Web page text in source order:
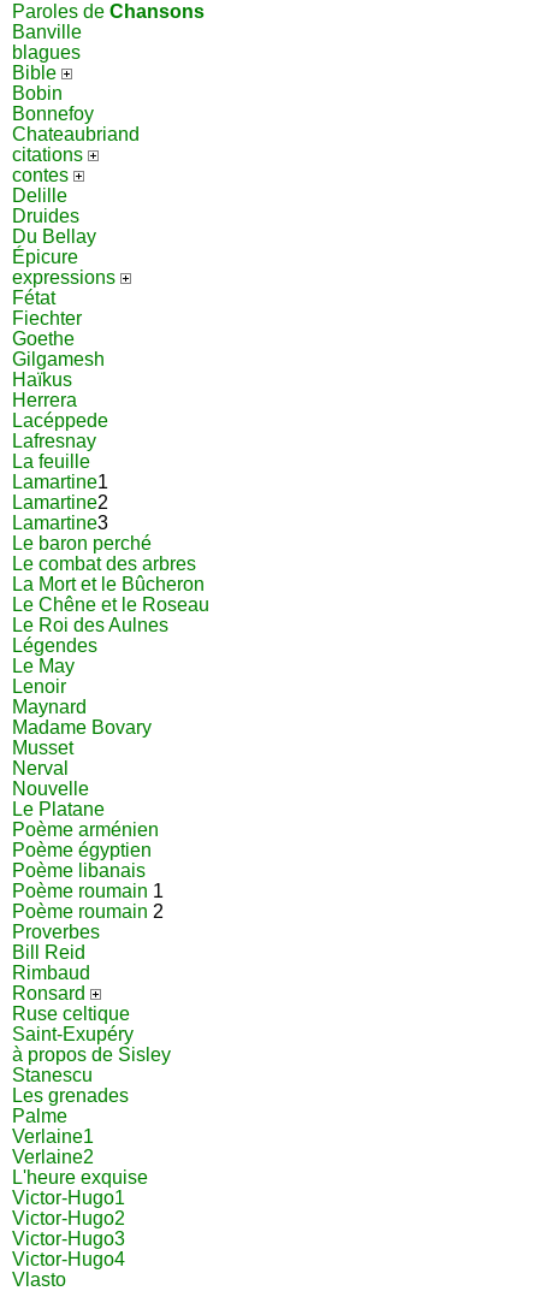
Paroles de Chansons
Banville
blagues
Bible
Bobin
Bonnefoy
Chateaubriand
citations
contes
Delille
Druides
Du Bellay
Épicure
expressions
Fétat
Fiechter
Goethe
Gilgamesh
Haïkus
Herrera
Lacéppede
Lafresnay
La feuille
Lamartine1
Lamartine2
Lamartine3
Le baron perché
Le combat des arbres
La Mort et le Bûcheron
Le Chêne et le Roseau
Le Roi des Aulnes
Légendes
Le May
Lenoir
Maynard
Madame Bovary
Musset
Nerval
Nouvelle
Le Platane
Poème arménien
Poème égyptien
Poème libanais
Poème roumain 1
Poème roumain 2
Proverbes
Bill Reid
Rimbaud
Ronsard
Ruse celtique
Saint-Exupéry
à propos de Sisley
Stanescu
Les grenades
Palme
Verlaine1
Verlaine2
L'heure exquise
Victor-Hugo1
Victor-Hugo2
Victor-Hugo3
Victor-Hugo4
Vlasto